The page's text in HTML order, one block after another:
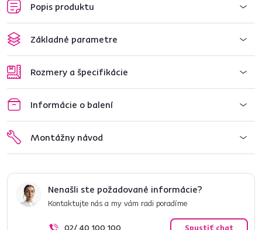
Popis produktu
Základné parametre
Rozmery a špecifikácie
Informácie o balení
Montážny návod
Nenašli ste požadované informácie?
Kontaktujte nás a my vám radi poradíme
02/ 40 100 100 Spustiť chat